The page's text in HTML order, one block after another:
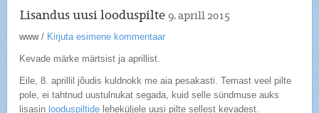
Lisandus uusi looduspilte9. aprill 2015
www/ Kirjuta esimene kommentaar
Kevade märke märtsist ja aprillist.
Eile, 8. aprillil jõudis kuldnokk me aia pesakasti. Temast veel pilte
pole, ei tahtnud uustulnukat segada, kuid selle sündmuse auks
lisasin looduspiltide leheküljele uusi pilte sellest kevadest.